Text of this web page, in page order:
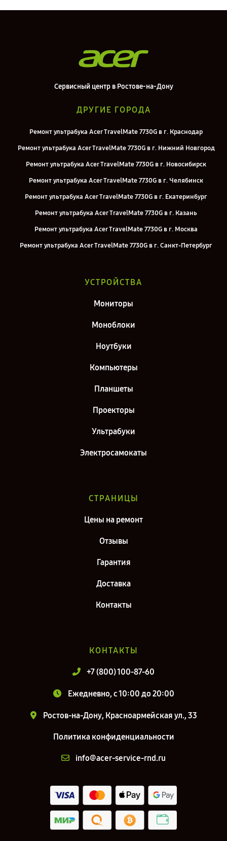
Сервисный центр в Ростове-на-Дону
ДРУГИЕ ГОРОДА
Ремонт ультрабука Acer TravelMate 7730G в г. Краснодар
Ремонт ультрабука Acer TravelMate 7730G в г. Нижний Новгород
Ремонт ультрабука Acer TravelMate 7730G в г. Новосибирск
Ремонт ультрабука Acer TravelMate 7730G в г. Челябинск
Ремонт ультрабука Acer TravelMate 7730G в г. Екатеринбург
Ремонт ультрабука Acer TravelMate 7730G в г. Казань
Ремонт ультрабука Acer TravelMate 7730G в г. Москва
Ремонт ультрабука Acer TravelMate 7730G в г. Санкт-Петербург
УСТРОЙСТВА
Мониторы
Моноблоки
Ноутбуки
Компьютеры
Планшеты
Проекторы
Ультрабуки
Электросамокаты
СТРАНИЦЫ
Цены на ремонт
Отзывы
Гарантия
Доставка
Контакты
КОНТАКТЫ
+7 (800) 100-87-60
Ежедневно, с 10:00 до 20:00
Ростов-на-Дону, Красноармейская ул., 33
Политика конфиденциальности
info@acer-service-rnd.ru